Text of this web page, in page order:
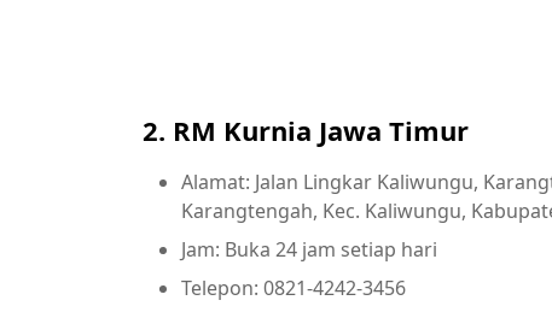
2. RM Kurnia Jawa Timur
Alamat: Jalan Lingkar Kaliwungu,
Karangtengah, Kec. Kaliwungu,
Jam: Buka 24 jam setiap hari
Telepon: 0821-4242-3456